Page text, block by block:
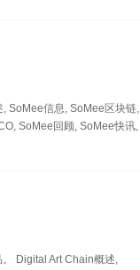
SoMee信息, SoMee区块链,
SoMee回顾, SoMee快讯,
Digital Art Chain概述,